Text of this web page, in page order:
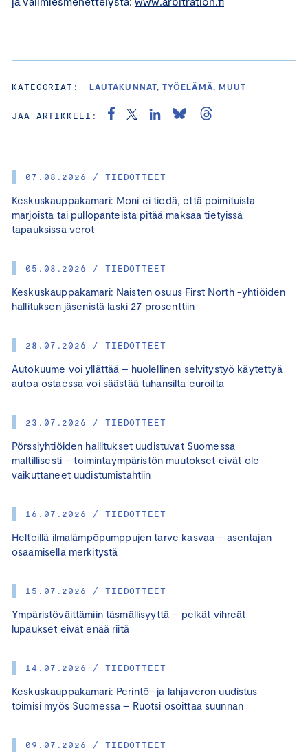
07.08.2026 / TIEDOTTEET
Keskuskauppakamari: Moni ei tiedä, että poimituista
marjoista tai pullopanteista pitää maksaa tietyissä
tapauksissa verot
05.08.2026 / TIEDOTTEET
Keskuskauppakamari: Naisten osuus First North -yhtiöiden
hallituksen jäsenistä laski 27 prosenttiin
28.07.2026 / TIEDOTTEET
Autokuume voi yllättää – huolellinen selvitystyö käytettyä
autoa ostaessa voi säästää tuhansilta euroilta
23.07.2026 / TIEDOTTEET
Pörssiyhtiöiden hallitukset uudistuvat Suomessa
maltillisesti – toimintaympäristön muutokset eivät ole
vaikuttaneet uudistumistahtiin
16.07.2026 / TIEDOTTEET
Helteillä ilmalämpöpumppujen tarve kasvaa – asentajan
osaamisella merkitystä
15.07.2026 / TIEDOTTEET
Ympäristöväittämiin täsmällisyyttä – pelkät vihreät
lupaukset eivät enää riitä
14.07.2026 / TIEDOTTEET
Keskuskauppakamari: Perintö- ja lahjaveron uudistus
toimisi myös Suomessa – Ruotsi osoittaa suunnan
09.07.2026 / TIEDOTTEET
KATEGORIAT: LAUTAKUNNAT, TYÖELÄMÄ, MUUT
JAA ARTIKKELI: